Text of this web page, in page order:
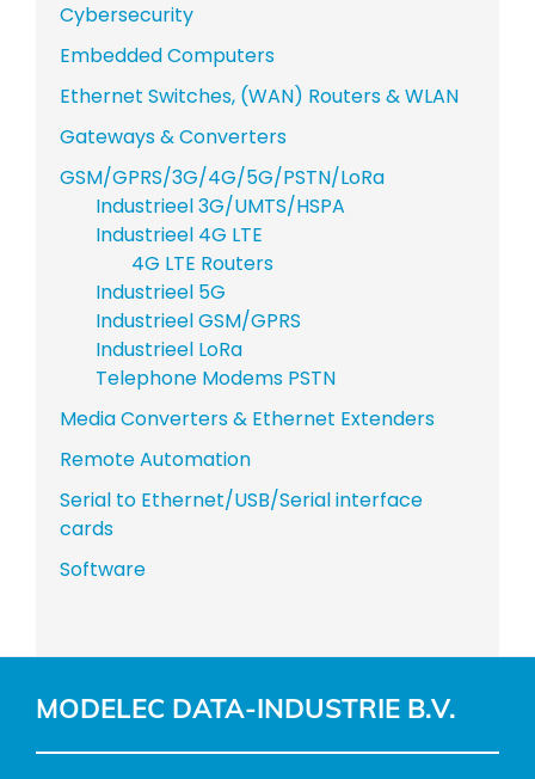
Cybersecurity
Embedded Computers
Ethernet Switches, (WAN) Routers & WLAN
Gateways & Converters
GSM/GPRS/3G/4G/5G/PSTN/LoRa
Industrieel 3G/UMTS/HSPA
Industrieel 4G LTE
4G LTE Routers
Industrieel 5G
Industrieel GSM/GPRS
Industrieel LoRa
Telephone Modems PSTN
Media Converters & Ethernet Extenders
Remote Automation
Serial to Ethernet/USB/Serial interface
cards
Software
MODELEC DATA-INDUSTRIE B.V.